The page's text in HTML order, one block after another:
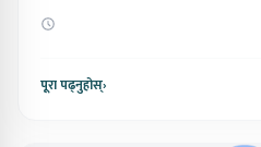
पूरा पढ्नुहोस्›